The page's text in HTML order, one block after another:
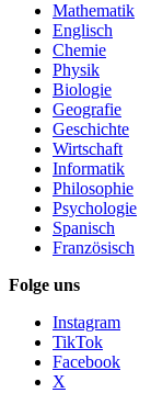
Mathematik
Englisch
Chemie
Physik
Biologie
Geografie
Geschichte
Wirtschaft
Informatik
Philosophie
Psychologie
Spanisch
Französisch
Folge uns
Instagram
TikTok
Facebook
X